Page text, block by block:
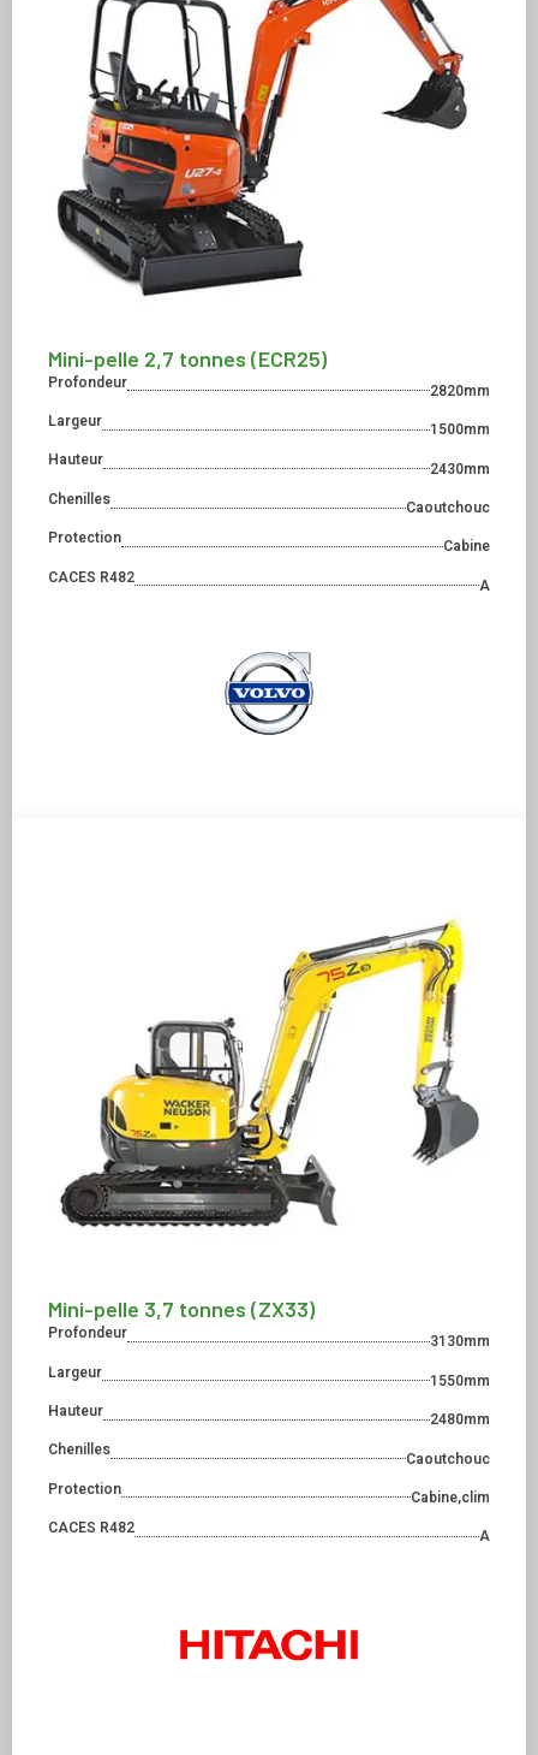
Mini-pelle 2,7 tonnes (ECR25)
Profondeur
2820mm
Largeur
1500mm
Hauteur
2430mm
Chenilles
Caoutchouc
Protection
Cabine
CACES R482
A
Mini-pelle 3,7 tonnes (ZX33)
Profondeur
3130mm
Largeur
1550mm
Hauteur
2480mm
Chenilles
Caoutchouc
Protection
Cabine,clim
CACES R482
A